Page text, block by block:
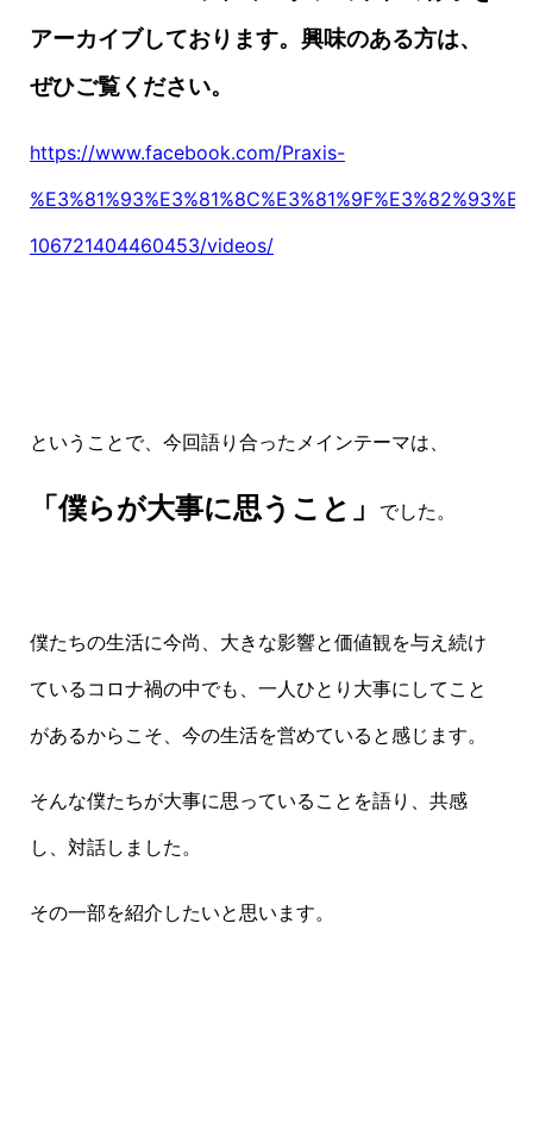
アーカイブしております。興味のある方は、
ぜひご覧ください。
https://www.facebook.com/Praxis-
106721404460453/videos/
ということで、今回語り合ったメインテーマは、
「僕らが大事に思うこと」 でした。
僕たちの生活に今尚、大きな影響と価値観を与え続け
ているコロナ禍の中でも、一人ひとり大事にしてこと
があるからこそ、今の生活を営めていると感じます。
そんな僕たちが大事に思っていることを語り、共感
し、対話しました。
その一部を紹介したいと思います。